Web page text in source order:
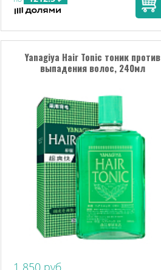
Yanagiya Hair Tonic тоник против
выпадения волос, 240мл
1 850 руб